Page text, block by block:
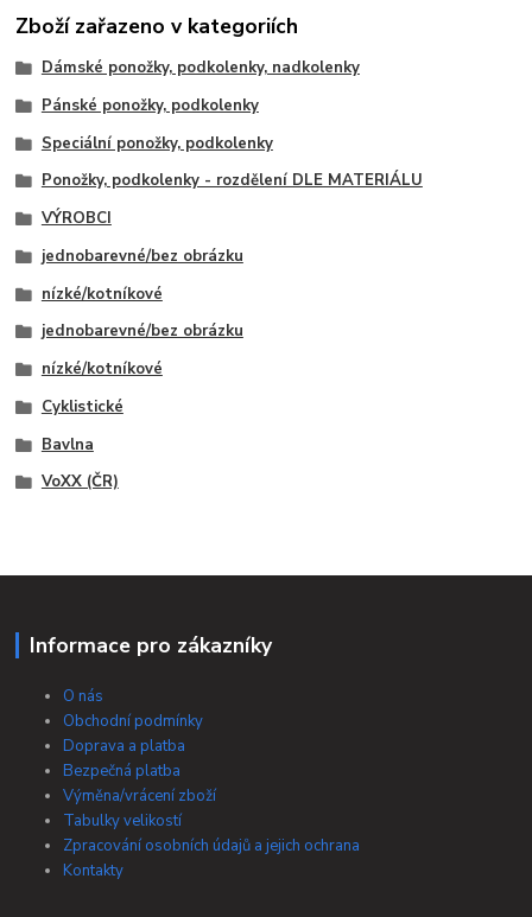
Zboží zařazeno v kategoriích
Dámské ponožky, podkolenky, nadkolenky
Pánské ponožky, podkolenky
Speciální ponožky, podkolenky
Ponožky, podkolenky - rozdělení DLE MATERIÁLU
VÝROBCI
jednobarevné/bez obrázku
nízké/kotníkové
jednobarevné/bez obrázku
nízké/kotníkové
Cyklistické
Bavlna
VoXX (ČR)
Informace pro zákazníky
O nás
Obchodní podmínky
Doprava a platba
Bezpečná platba
Výměna/vrácení zboží
Tabulky velikostí
Zpracování osobních údajů a jejich ochrana
Kontakty